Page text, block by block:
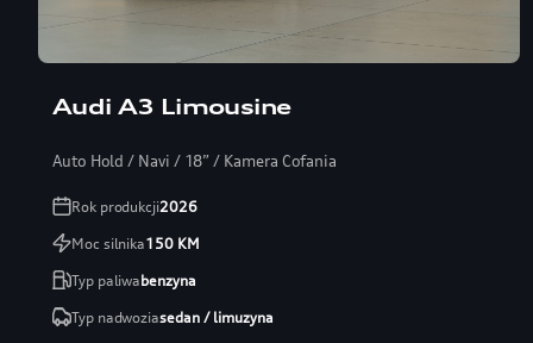
Audi A3 Limousine
Auto Hold / Navi / 18” / Kamera Cofania
Rok produkcji2026
Moc silnika150KM
Typ paliwabenzyna
Typ nadwoziasedan / limuzyna